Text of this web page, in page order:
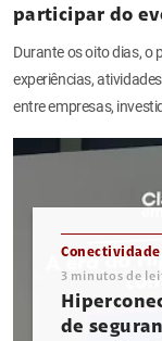
participar do
Durante os oito dias, o
experiências,
entre empresas,
Conectividade
3 minutos de
de